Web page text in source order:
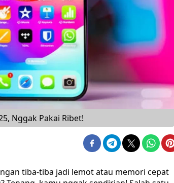
Nggak Pakai Ribet!
tiba-tiba jadi lemot atau memori cepat